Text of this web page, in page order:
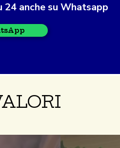
anche su Whatsapp